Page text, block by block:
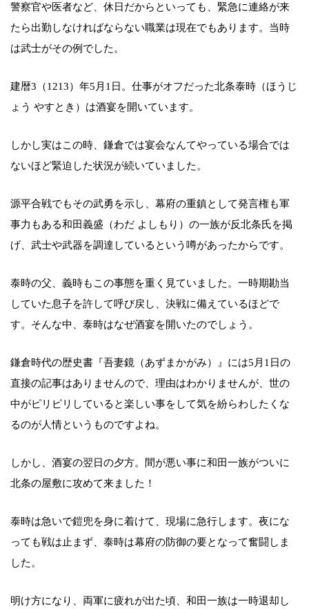
警察官や医者など、休日だからといっても、緊急に連絡が来
たら出勤しなければならない職業は現在でもあります。当時
は武士がその例でした。
建暦3（1213）年5月1日。仕事がオフだった北条泰時（ほうじ
ょう やすとき）は酒宴を開いています。
しかし実はこの時、鎌倉では宴会なんてやっている場合では
ないほど緊迫した状況が続いていました。
源平合戦でもその武勇を示し、幕府の重鎮として発言権も軍
事力もある和田義盛（わだ よしもり）の一族が反北条氏を掲
げ、武士や武器を調達しているという噂があったからです。
泰時の父、義時もこの事態を重く見ていました。一時期勘当
していた息子を許して呼び戻し、決戦に備えているほどで
す。そんな中、泰時はなぜ酒宴を開いたのでしょう。
鎌倉時代の歴史書『吾妻鏡（あずまかがみ）』には5月1日の
直接の記事はありませんので、理由はわかりませんが、世の
中がピリピリしていると楽しい事をして気を紛らわしたくな
るのが人情というものですよね。
しかし、酒宴の翌日の夕方。間が悪い事に和田一族がついに
北条の屋敷に攻めて来ました！
泰時は急いで鎧兜を身に着けて、現場に急行します。夜にな
っても戦は止まず、泰時は幕府の防御の要となって奮闘しま
した。
明け方になり、両軍に疲れが出た頃、和田一族は一時退却し